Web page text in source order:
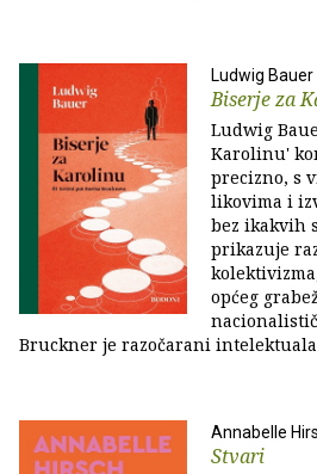
Ludwig Bauer
Biserje za
Ludwig
Karolinu'
precizno, s
likovima i
bez ikakvih
prikazuje
općeg
Bruckner je razočarani
Annabelle
Stvari